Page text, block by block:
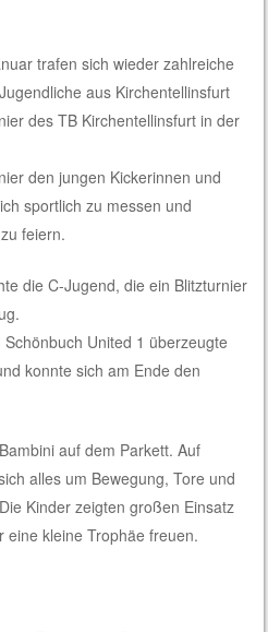
trafen sich wieder zahlreiche
aus Kirchentellinsfurt
des TB Kirchentellinsfurt in der
den jungen Kickerinnen und
sportlich zu messen und
feiern.
die C-Jugend, die ein Blitzturnier
United 1 überzeugte
konnte sich am Ende den
auf dem Parkett. Auf
alles um Bewegung, Tore und
Kinder zeigten großen Einsatz
eine kleine Trophäe freuen.